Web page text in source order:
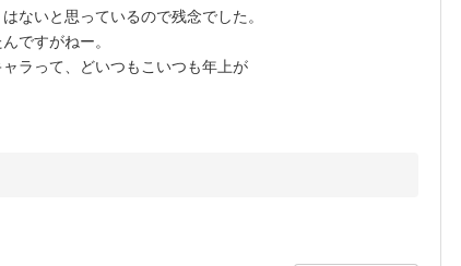
ないと思っているので残念でした。
ですがねー。
ラって、どいつもこいつも年上が